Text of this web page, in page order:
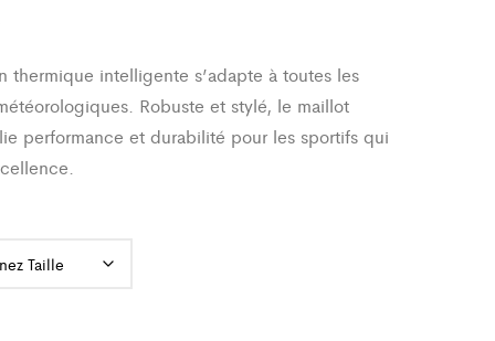
thermique intelligente s’adapte à toutes les
Robuste et stylé, le maillot
performance et durabilité pour les sportifs qui